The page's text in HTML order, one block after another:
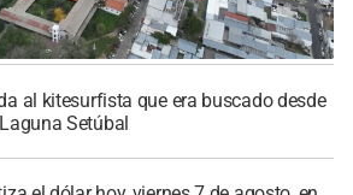
al kitesurfista que era buscado desde
Setúbal